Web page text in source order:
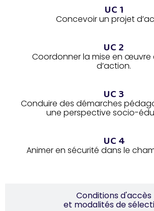
Conditions d'accès
et modalités de
UC 1
Concevoir un projet
UC 2
Coordonner la mise en œuvre
d’action.
UC 3
Conduire des démarches
une perspective socio-
UC 4
Animer en sécurité dans le